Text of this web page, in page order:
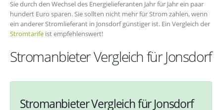
Sie durch den Wechsel des Energielieferanten Jahr für Jahr ein paar
hundert Euro sparen. Sie sollten nicht mehr für Strom zahlen, wenn
ein anderer Stromlieferant in Jonsdorf günstiger ist. Ein Vergleich der
Stromtarife ist empfehlenswert!
Stromanbieter Vergleich für Jonsdorf
Stromanbieter Vergleich für Jonsdorf